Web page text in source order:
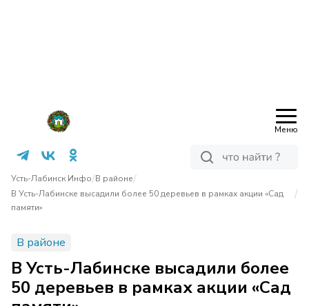
Меню
Усть-Лабинск Инфо/В районе/
В Усть-Лабинске высадили более 50 деревьев в рамках акции «Сад
памяти»
/
В районе
В Усть-Лабинске высадили более
50 деревьев в рамках акции «Сад